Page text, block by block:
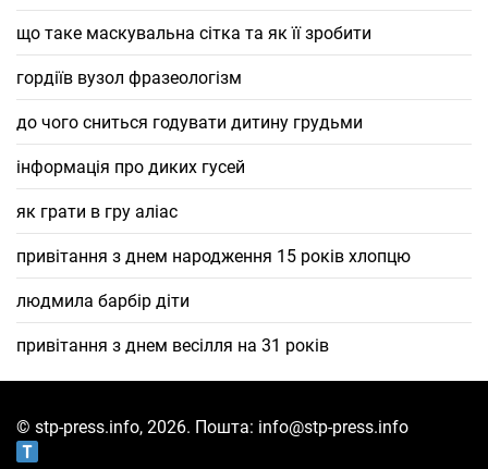
що таке маскувальна сітка та як її зробити
гордіїв вузол фразеологізм
до чого сниться годувати дитину грудьми
інформація про диких гусей
як грати в гру аліас
привітання з днем народження 15 років хлопцю
людмила барбір діти
привітання з днем весілля на 31 років
© stp-press.info, 2026. Пошта: info@stp-press.info